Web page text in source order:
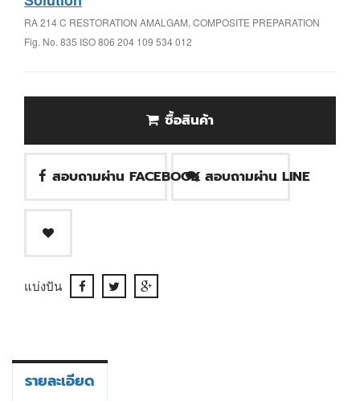
RA 214 C RESTORATION AMALGAM, COMPOSITE PREPARATION
Fig. No. 835 ISO 806 204 109 534 012
ซื้อสินค้า
สอบถามผ่าน FACEBOOK สอบถามผ่าน LINE
แบ่งปัน
รายละเอียด